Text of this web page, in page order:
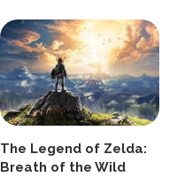
The Legend of Zelda:
Breath of the Wild